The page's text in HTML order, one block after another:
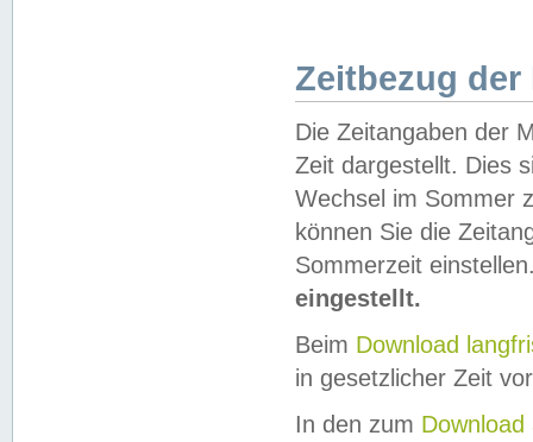
Zeitbezug der
Die Zeitangaben der
Zeit dargestellt. Dies
Wechsel im Sommer
können Sie die
Sommerzeit
eingestellt.
Beim Download
in gesetzlicher Zeit
In den zum Download